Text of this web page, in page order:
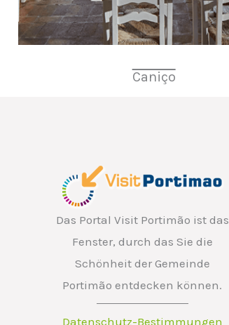
Caniço
Das Portal Visit Portimão ist das
Fenster, durch das Sie die
Schönheit der Gemeinde
Portimão entdecken können.
Datenschutz-Bestimmungen